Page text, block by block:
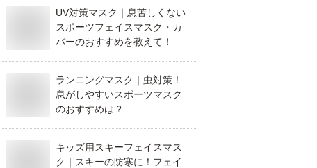
UV対策マスク｜息苦しくない
スポーツフェイスマスク・カ
バーのおすすめを教えて！
ランニングマスク｜虫対策！
息がしやすいスポーツマスク
のおすすめは？
キッズ用スキーフェイスマス
ク｜スキーの防寒に！フェイ